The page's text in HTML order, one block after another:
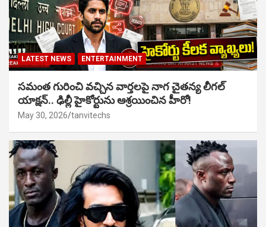
LATEST NEWS ENTERTAINMENT
సమంత గురించి వచ్చిన వార్తలపై నాగ చైతన్య లీగల్
యాక్షన్.. ఢిల్లీ హైకోర్టును ఆశ్రయించిన హీరో!
May 30, 2026 tanvitechs